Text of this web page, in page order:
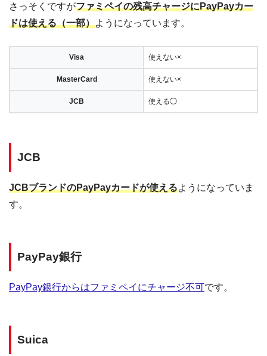
さっそくですがファミペイの残高チャージにPayPayカー
ドは使える（一部）ようになっています。
Visa 使えない×
MasterCard 使えない×
JCB 使える◯
JCB
JCBブランドのPayPayカードが使えるようになっていま
す。
PayPay銀行
PayPay銀行からはファミペイにチャージ不可です。
Suica